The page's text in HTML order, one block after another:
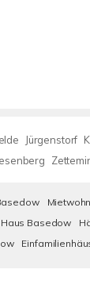
Jürgenstorf
Haus Basedow